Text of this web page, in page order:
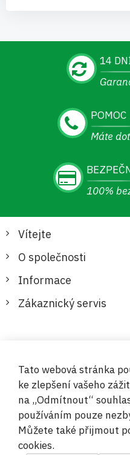
14
POMOC
Máte
100%
Vítejte
O společnosti
Informace
Zákaznický servis
© 2019-2026
Tato webová stránka
ke zlepšení vašeho
na „Odmítnout“
používáním pouze
Můžete také přijmout
cookies.